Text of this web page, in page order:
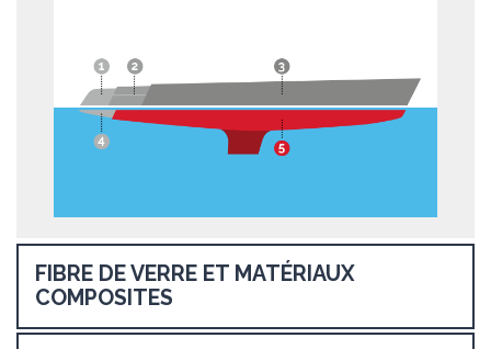
FIBRE DE VERRE ET MATÉRIAUX
COMPOSITES